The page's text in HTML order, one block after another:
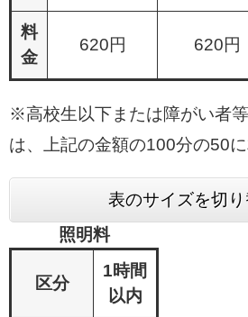
料
金
620円 620円
※高校生以下または障がい者
は、上記の金額の100分の50
表のサイズを切
照明料
区分
1時間
以内